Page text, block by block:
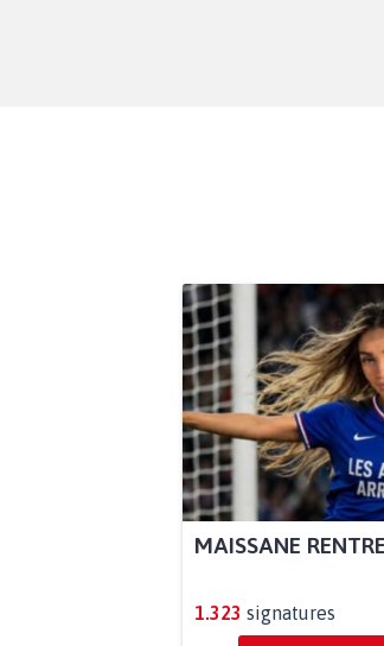
MAISSANE
1.323 signatures